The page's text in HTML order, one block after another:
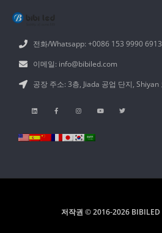
전화/Whatsapp: +0086 153 9990 6913
이메일: info@bibiled.com
공장 주소: 3층, Jiada 공업 단지,
저작권 © 2016-2026